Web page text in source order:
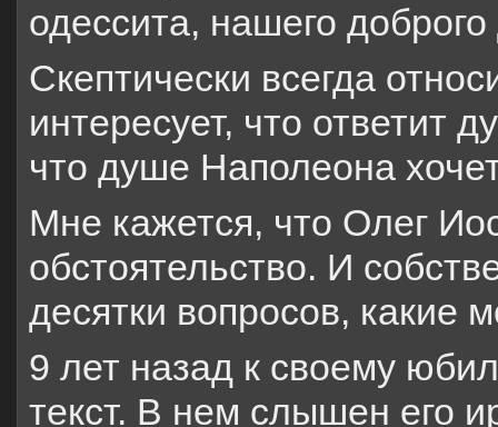
одессита, нашего
Скептически всегда
интересует, что ответит
что душе Наполеона
Мне кажется, что Олег
обстоятельство. И
десятки вопросов, какие
9 лет назад к своему
текст. В нем слышен его